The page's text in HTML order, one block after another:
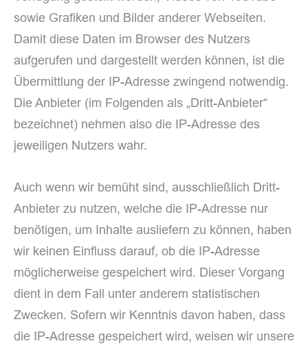
sowie Grafiken und Bilder anderer Webseiten.
Damit diese Daten im Browser des Nutzers
aufgerufen und dargestellt werden können, ist die
Übermittlung der IP-Adresse zwingend notwendig.
Die Anbieter (im Folgenden als „Dritt-Anbieter“
bezeichnet) nehmen also die IP-Adresse des
jeweiligen Nutzers wahr.
Auch wenn wir bemüht sind, ausschließlich Dritt-
Anbieter zu nutzen, welche die IP-Adresse nur
benötigen, um Inhalte ausliefern zu können, haben
wir keinen Einfluss darauf, ob die IP-Adresse
möglicherweise gespeichert wird. Dieser Vorgang
dient in dem Fall unter anderem statistischen
Zwecken. Sofern wir Kenntnis davon haben, dass
die IP-Adresse gespeichert wird, weisen wir unsere